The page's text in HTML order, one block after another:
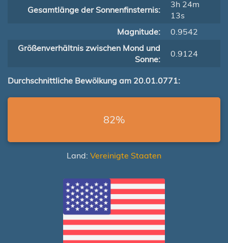
Gesamtlänge der Sonnenfinsternis:
3h 24m
13s
Magnitude:
0.9542
Größenverhältnis zwischen Mond und
Sonne:
0.9124
Durchschnittliche Bewölkung am 20.01.0771:
82%
Land: Vereinigte Staaten